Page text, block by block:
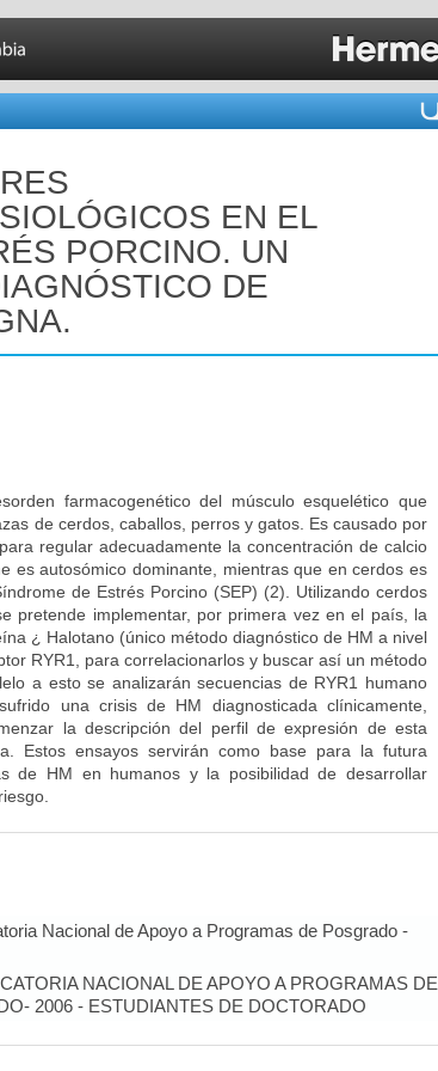
EN EL
PORCINO. UN
DE
farmacogenético del músculo esquelético que
de cerdos, caballos, perros y gatos. Es causado por
regular adecuadamente la concentración de calcio
es autosómico dominante, mientras que en cerdos es
de Estrés Porcino (SEP) (2). Utilizando cerdos
pretende implementar, por primera vez en el país, la
¿ Halotano (único método diagnóstico de HM a nivel
RYR1, para correlacionarlos y buscar así un método
a esto se analizarán secuencias de RYR1 humano
una crisis de HM diagnosticada clínicamente,
la descripción del perfil de expresión de esta
Estos ensayos servirán como base para la futura
de HM en humanos y la posibilidad de desarrollar
Nacional de Apoyo a Programas de Posgrado -
NACIONAL DE APOYO A PROGRAMAS DE
2006 - ESTUDIANTES DE DOCTORADO